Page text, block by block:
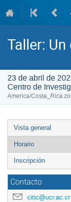
Taller:
23 de abril de
Centro de
America/Costa_Rica
Event
menu
Vista general
Horario
Inscripción
Contacto
citic@ucr.ac.cr